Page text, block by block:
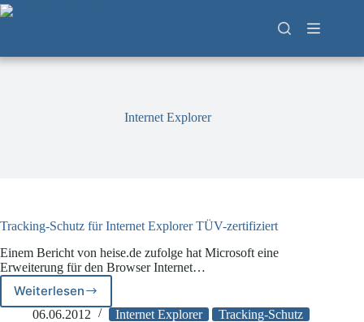
Zum
Inhalt
Internet Explorer
Tracking-Schutz für Internet Explorer TÜV-zertifiziert
Einem Bericht von heise.de zufolge hat Microsoft eine
Erweiterung für den Browser Internet…
Weiterlesen
Tracking-
Schutz
06.06.2012 Internet Explorer Tracking-Schutz